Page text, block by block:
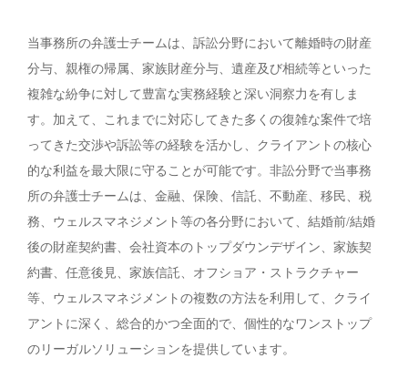
当事務所の弁護士チームは、訴訟分野において離婚時の財産
分与、親権の帰属、家族財産分与、遺産及び相続等といった
複雑な紛争に対して豊富な実務経験と深い洞察力を有しま
す。加えて、これまでに対応してきた多くの復雑な案件で培
ってきた交渉や訴訟等の経験を活かし、クライアントの核心
的な利益を最大限に守ることが可能です。非訟分野で当事務
所の弁護士チームは、金融、保険、信託、不動産、移民、税
務、ウェルスマネジメント等の各分野において、結婚前/結婚
後の財産契約書、会社資本のトップダウンデザイン、家族契
約書、任意後見、家族信託、オフショア・ストラクチャー
等、ウェルスマネジメントの複数の方法を利用して、クライ
アントに深く、総合的かつ全面的で、個性的なワンストップ
のリーガルソリューションを提供しています。